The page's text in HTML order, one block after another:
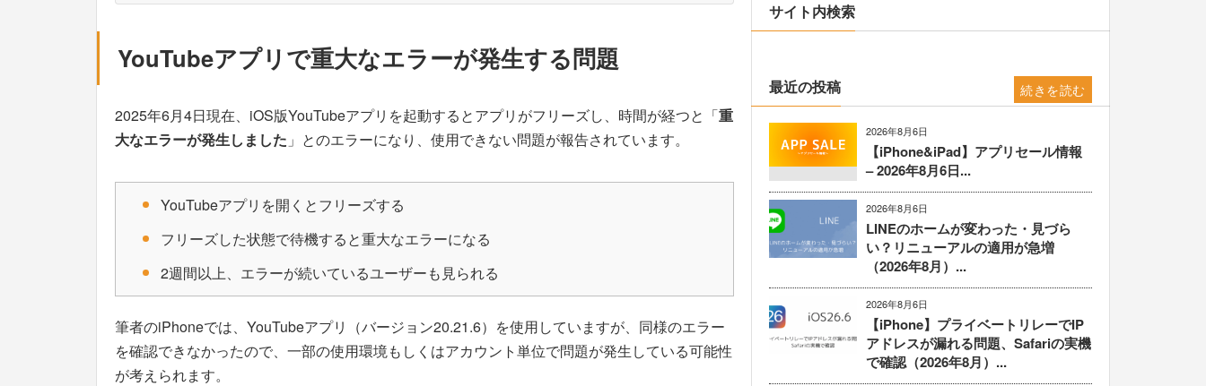
YouTubeアプリで重大なエラーが発生する問題
2025年6月4日現在、iOS版YouTubeアプリを起動するとアプリがフリーズし、時間が経つと「重
大なエラーが発生しました 」とのエラーになり、使用できない問題が報告されています。
YouTubeアプリを開くとフリーズする
フリーズした状態で待機すると重大なエラーになる
2週間以上、エラーが続いているユーザーも見られる
筆者のiPhoneでは、YouTubeアプリ（バージョン20.21.6）を使用していますが、同様のエラー
を確認できなかったので、一部の使用環境もしくはアカウント単位で問題が発生している可能性
が考えられます。
サイト内検索
最近の投稿
2026年8月6日
【iPhone&iPad】アプリセール情報
– 2026年8月6日...
2026年8月6日
LINEのホームが変わった・見づら
い？リニューアルの適用が急増
（2026年8月）...
2026年8月6日
【iPhone】プライベートリレーでIP
アドレスが漏れる問題、Safariの実機
で確認（2026年8月）...
続きを読む